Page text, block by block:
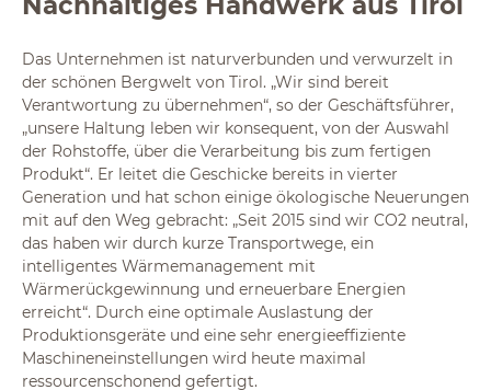
Das Unternehmen ist naturverbunden und verwurzelt in
der schönen Bergwelt von Tirol. „Wir sind bereit
Verantwortung zu übernehmen“, so der Geschäftsführer,
„unsere Haltung leben wir konsequent, von der Auswahl
der Rohstoffe, über die Verarbeitung bis zum fertigen
Produkt“. Er leitet die Geschicke bereits in vierter
Generation und hat schon einige ökologische Neuerungen
mit auf den Weg gebracht: „Seit 2015 sind wir CO2 neutral,
das haben wir durch kurze Transportwege, ein
intelligentes Wärmemanagement mit
Wärmerückgewinnung und erneuerbare Energien
erreicht“. Durch eine optimale Auslastung der
Produktionsgeräte und eine sehr energieeffiziente
Maschineneinstellungen wird heute maximal
ressourcenschonend gefertigt.